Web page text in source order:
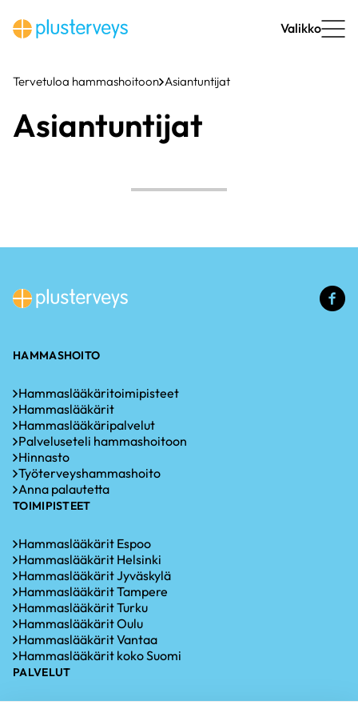
sisältöön
Valikko
Tervetuloa hammashoitoon Asiantuntijat
Asiantuntijat
HAMMASHOITO
Hammaslääkäritoimipisteet
Hammaslääkärit
Hammaslääkäripalvelut
Palveluseteli hammashoitoon
Hinnasto
Työterveyshammashoito
Anna palautetta
TOIMIPISTEET
Hammaslääkärit Espoo
Hammaslääkärit Helsinki
Hammaslääkärit Jyväskylä
Hammaslääkärit Tampere
Hammaslääkärit Turku
Hammaslääkärit Oulu
Hammaslääkärit Vantaa
Hammaslääkärit koko Suomi
PALVELUT